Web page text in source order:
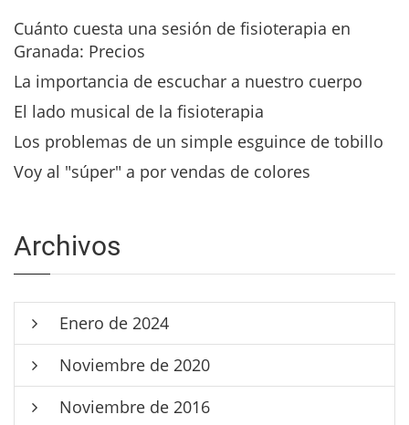
Cuánto cuesta una sesión de fisioterapia en
Granada: Precios
La importancia de escuchar a nuestro cuerpo
El lado musical de la fisioterapia
Los problemas de un simple esguince de tobillo
Voy al "súper" a por vendas de colores
Archivos
Enero de 2024
Noviembre de 2020
Noviembre de 2016